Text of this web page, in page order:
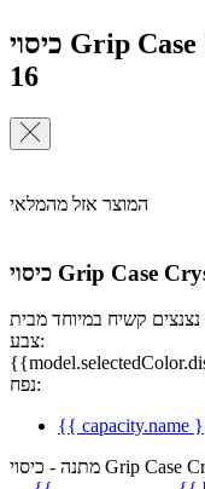
כיסוי Grip Case Crystal Glitter ל- iPhone
16
המוצר אזל מהמלאי
צבע:
נפח:
{{ capacity.name